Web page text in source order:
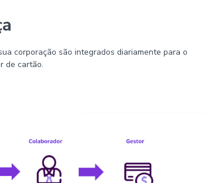
corporação são integrados diariamente para o
de cartão.